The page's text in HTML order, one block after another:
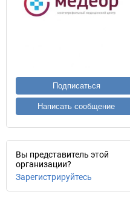
Подписаться
Написать сообщение
Вы представитель этой
организации?
Зарегистрируйтесь